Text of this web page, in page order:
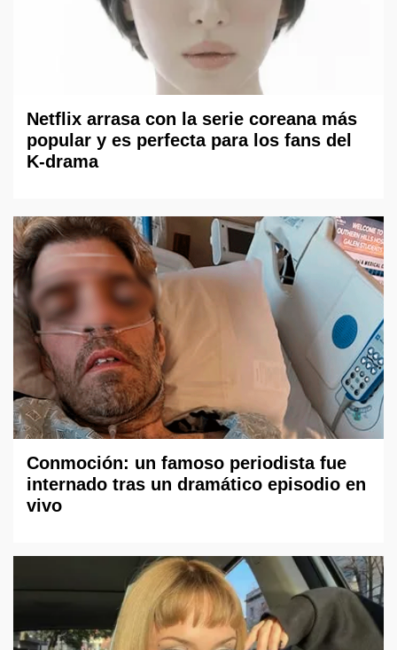
Netflix arrasa con la serie coreana más
popular y es perfecta para los fans del
K-drama
Conmoción: un famoso periodista fue
internado tras un dramático episodio en
vivo